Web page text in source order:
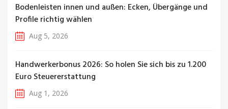
Bodenleisten innen und außen: Ecken, Übergänge und
Profile richtig wählen
Aug 5, 2026
Handwerkerbonus 2026: So holen Sie sich bis zu 1.200
Euro Steuererstattung
Aug 1, 2026